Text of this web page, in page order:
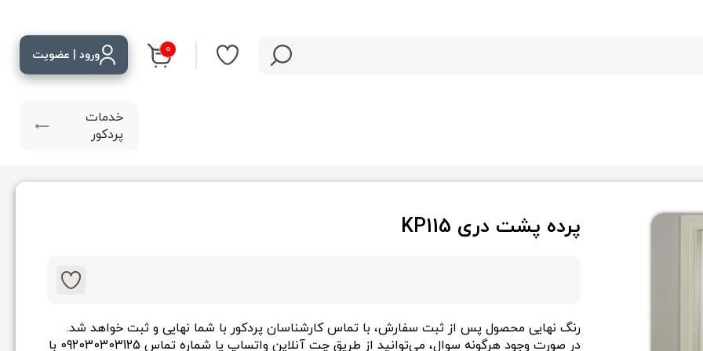
ورود | عضویت
خدمات
پردکور
پرده پشت دری KP115
رنگ نهایی محصول پس از ثبت سفارش، با تماس کارشناسان پردکور با شما نهایی و ثبت خواهد شد.
در صورت وجود هرگونه سوال، می‌توانید از طریق چت آنلاین واتساپ یا شماره تماس092030303125
با